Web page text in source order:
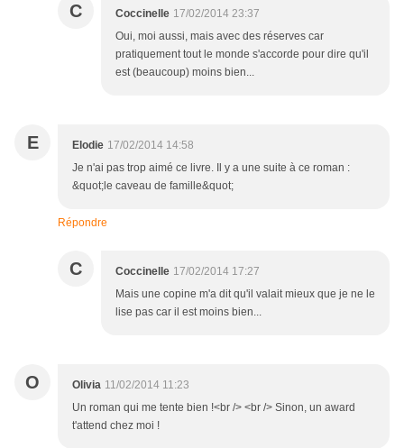
C Coccinelle 17/02/2014 23:37
Oui, moi aussi, mais avec des réserves car
pratiquement tout le monde s'accorde pour dire qu'il
est (beaucoup) moins bien...
E Elodie 17/02/2014 14:58
Je n'ai pas trop aimé ce livre. Il y a une suite à ce roman :
&quot;le caveau de famille&quot;
Répondre
C Coccinelle 17/02/2014 17:27
Mais une copine m'a dit qu'il valait mieux que je ne le
lise pas car il est moins bien...
O Olivia 11/02/2014 11:23
Un roman qui me tente bien !<br /> <br /> Sinon, un award
t'attend chez moi !